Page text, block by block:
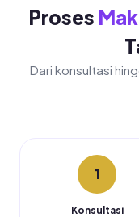
Proses
Dari konsultasi
1
Konsultasi